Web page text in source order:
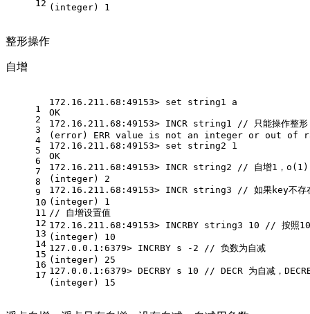
12 (integer) 1
整形操作
自增
1
2
3
4
5
6
7
8
9
10
11
12
13
14
15
16
17
172.16.211.68:49153> set string1 a
OK
172.16.211.68:49153> INCR string1 // 只能操作整形
(error) ERR value is not an integer or out of
172.16.211.68:49153> set string2 1
OK
172.16.211.68:49153> INCR string2 // 自增1，o(1)
(integer) 2
172.16.211.68:49153> INCR string3 // 如果key不存在
(integer) 1
// 自增设置值
172.16.211.68:49153> INCRBY string3 10 // 按照10
(integer) 10
127.0.0.1:6379> INCRBY s -2 // 负数为自减
(integer) 25
127.0.0.1:6379> DECRBY s 10 // DECR 为自减，
(integer) 15